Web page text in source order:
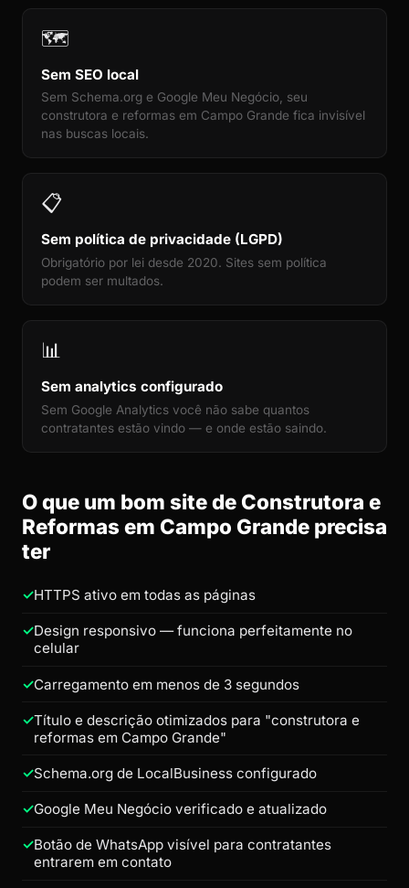
🗺️
Sem SEO local
Sem Schema.org e Google Meu Negócio, seu
construtora e reformas em Campo Grande fica invisível
nas buscas locais.
📋
Sem política de privacidade (LGPD)
Obrigatório por lei desde 2020. Sites sem política
podem ser multados.
📊
Sem analytics configurado
Sem Google Analytics você não sabe quantos
contratantes estão vindo — e onde estão saindo.
O que um bom site de Construtora e
Reformas em Campo Grande precisa
ter
HTTPS ativo em todas as páginas
Design responsivo — funciona perfeitamente no
celular
Carregamento em menos de 3 segundos
Título e descrição otimizados para "construtora e
reformas em Campo Grande"
Schema.org de LocalBusiness configurado
Google Meu Negócio verificado e atualizado
Botão de WhatsApp visível para contratantes
entrarem em contato